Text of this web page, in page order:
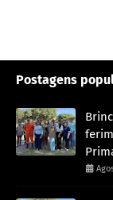
Postagens